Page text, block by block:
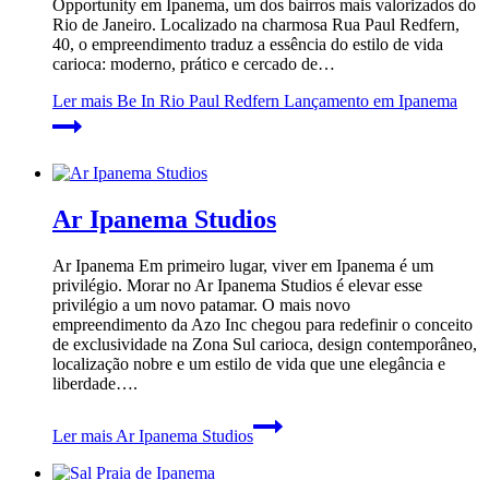
Opportunity em Ipanema, um dos bairros mais valorizados do
Rio de Janeiro. Localizado na charmosa Rua Paul Redfern,
40, o empreendimento traduz a essência do estilo de vida
carioca: moderno, prático e cercado de…
Ler mais Be In Rio Paul Redfern Lançamento em Ipanema
Ar Ipanema Studios
Ar Ipanema Em primeiro lugar, viver em Ipanema é um
privilégio. Morar no Ar Ipanema Studios é elevar esse
privilégio a um novo patamar. O mais novo
empreendimento da Azo Inc chegou para redefinir o conceito
de exclusividade na Zona Sul carioca, design contemporâneo,
localização nobre e um estilo de vida que une elegância e
liberdade….
Ler mais Ar Ipanema Studios